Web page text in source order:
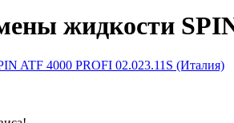
жидкости